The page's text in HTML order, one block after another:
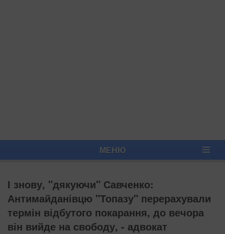
МЕНЮ
І знову, "дякуючи" Савченко:
Антимайданівцю "Топазу" перерахували
термін відбутого покарання, до вечора
він вийде на свободу, - адвокат